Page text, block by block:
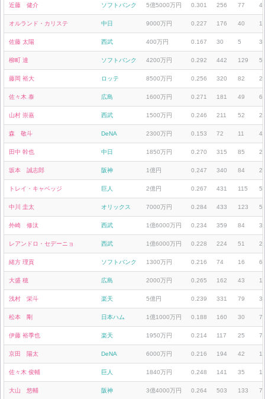
近藤 健介 ソフトバンク 5億5000万円 0.301 256 77
オルランド・カリステ 中日 9000万円 0.227 176 40
佐藤 太陽 西武 400万円 0.167 30 5 3
柳町 達 ソフトバンク 4200万円 0.292 442 129
藤岡 裕大 ロッテ 8500万円 0.256 320 82
佐々木 泰 広島 1600万円 0.271 181 49 6
山村 崇嘉 西武 1500万円 0.246 211 52
森 敬斗 DeNA 2300万円 0.153 72 11 4
田中 幹也 中日 1850万円 0.270 315 85
坂本 誠志郎 阪神 1億円 0.247 340 84
トレイ・キャベッジ 巨人 2億円 0.267 431 115
中川 圭太 オリックス 7000万円 0.284 433 123
外崎 修汰 西武 1億6000万円 0.234 359 84
レアンドロ・セデーニョ 西武 1億6000万円 0.228 224 51
緒方 理貢 ソフトバンク 1300万円 0.216 74 16 6
大盛 穂 広島 2000万円 0.265 162 43 11
浅村 栄斗 楽天 5億円 0.239 331 79
松本 剛 日本ハム 1億1000万円 0.188 160 30 7
伊藤 裕季也 楽天 1950万円 0.214 117 25 7
京田 陽太 DeNA 6000万円 0.216 194 42
佐々木 俊輔 巨人 1840万円 0.248 141 35
大山 悠輔 阪神 3億4000万円 0.264 503 133